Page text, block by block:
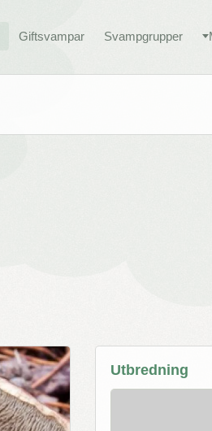
Giftsvampar Svampgrupper
Utbredning